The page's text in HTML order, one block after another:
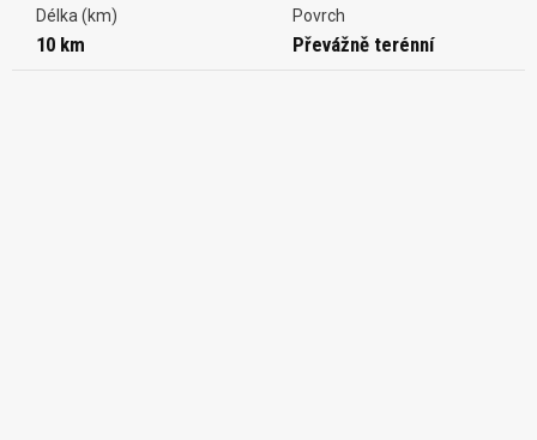
Délka (km)
10 km
Povrch
Převážně terénní